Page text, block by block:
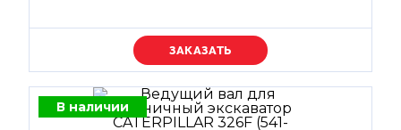
Уточняйте цену
В наличии